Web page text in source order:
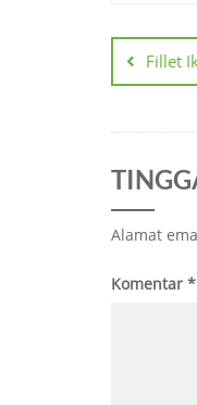
pos
Fillet
Alamat
Komentar *